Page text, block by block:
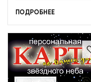
ПОДРОБНЕЕ